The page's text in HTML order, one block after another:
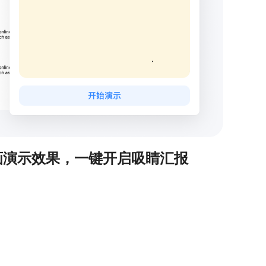
示效果，一键开启吸睛汇报